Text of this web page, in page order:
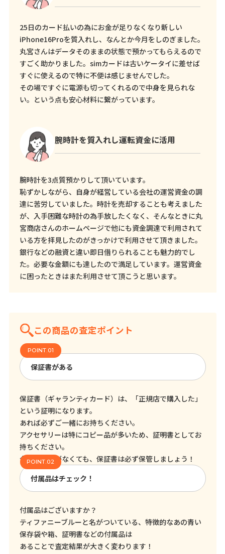
25日のカード払いの為にお金が足りなくなり新しい
iPhone16Proを質入れし、なんとか今月をしのぎました。
丸宮さんはデータそのままの状態で預かってもらえるので
すごく助かりました。simカードは古いケータイに差せば
すぐに使えるので特に不便は感じませんでした。
その場ですぐに電源も切ってくれるので中身を見られな
い。という点も安心材料に繋がっています。
腕時計を質入れし運転資金に活用
腕時計を3点質預かりして頂いています。
恥ずかしながら、自身が経営している会社の運営資金の調
達に苦労していました。時計を売却することも考えました
が、入手困難な時計の為手放したくなく、そんなときに丸
宮商店さんのホームページで他にも資金調達で利用されて
いる方を拝見したのがきっかけで利用させて頂きました。
銀行などの融資と違い即日借りられることも魅力的でし
た。必要な金額にも達したので満足しています。運営資金
に困ったときはまた利用させて頂こうと思います。
この商品の査定ポイント
保証書がある
保証書（ギャランティカード）は、「正規店で購入した」
という証明になります。
あれば必ずご一緒にお持ちください。
アクセサリーは特にコピー品が多いため、証明書としてお
持ちください。
今売る予定がなくても、保証書は必ず保管しましょう！
付属品はチェック！
付属品はございますか？
ティファニーブルーと名がついている、特徴的なあの青い
保存袋や箱、証明書などの付属品は
あることで査定結果が大きく変わります！